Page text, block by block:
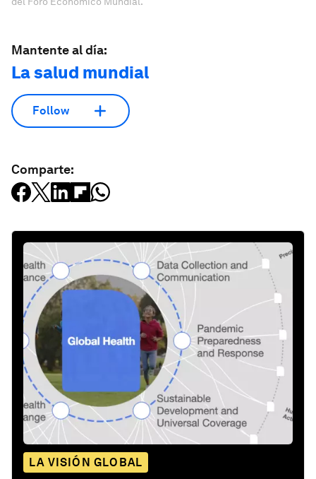
Mantente al día:
La salud mundial
Follow
Comparte:
LA VISIÓN GLOBAL